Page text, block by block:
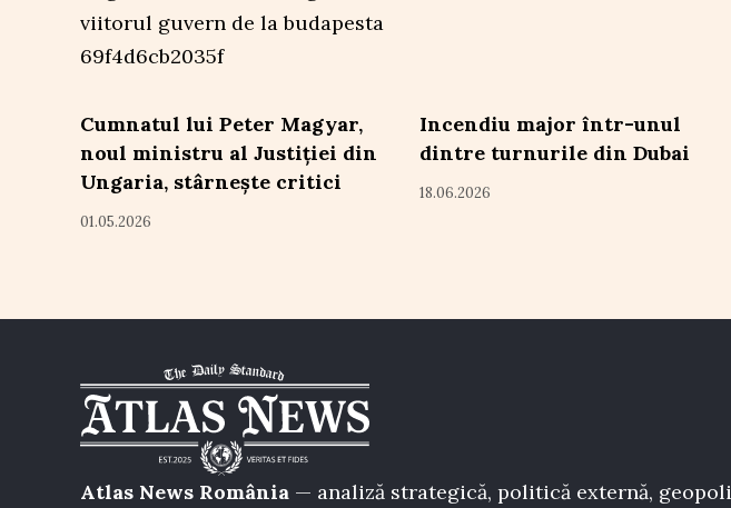
Cumnatul lui Peter Magyar,
noul ministru al Justiției din
Ungaria, stârnește critici
01.05.2026
Incendiu major într-unul
dintre turnurile din Dubai
18.06.2026
Atlas News România — analiză strategică, politică externă,